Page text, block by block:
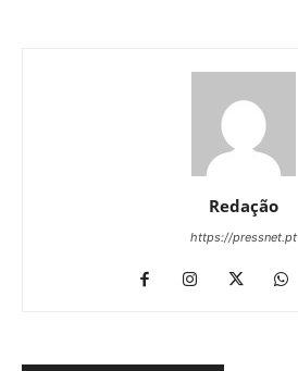
Redação
https://pressnet.pt